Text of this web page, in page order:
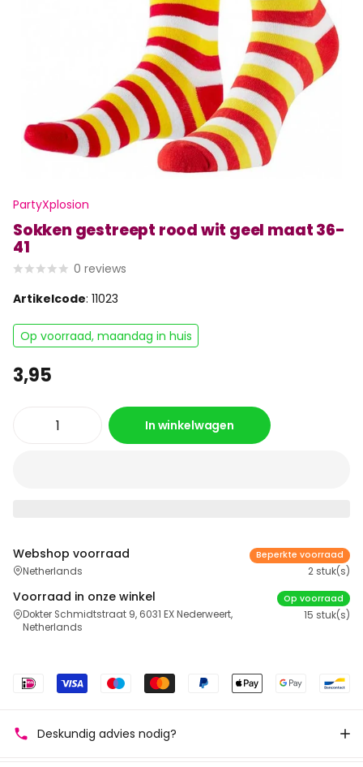
PartyXplosion
Sokken gestreept rood wit geel maat 36-
41
0 reviews
Artikelcode: 11023
Op voorraad, maandag in huis
3,95
In winkelwagen
Webshop voorraad
Netherlands
Beperkte voorraad
2 stuk(s)
Voorraad in onze winkel
Dokter Schmidtstraat 9, 6031 EX Nederweert,
Netherlands
Op voorraad
15 stuk(s)
Deskundig advies nodig?